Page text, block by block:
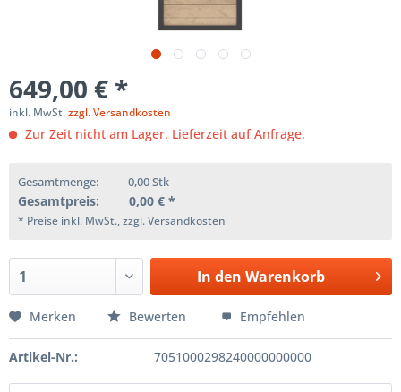
649,00 € *
inkl. MwSt.zzgl. Versandkosten
Zur Zeit nicht am Lager. Lieferzeit auf Anfrage.
Gesamtmenge: 0,00Stk
Gesamtpreis: 0,00 € *
* Preise inkl. MwSt., zzgl. Versandkosten
In den Warenkorb
Merken Bewerten Empfehlen
Artikel-Nr.: 7051000298240000000000